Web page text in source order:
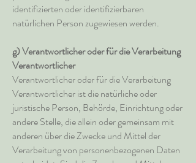
identifizierten oder identifizierbaren
natürlichen Person zugewiesen werden.
g) Verantwortlicher oder für die Verarbeitung
Verantwortlicher
Verantwortlicher oder für die Verarbeitung
Verantwortlicher ist die natürliche oder
juristische Person, Behörde, Einrichtung oder
andere Stelle, die allein oder gemeinsam mit
anderen über die Zwecke und Mittel der
Verarbeitung von personenbezogenen Daten